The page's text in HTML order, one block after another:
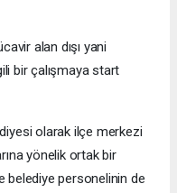
alan dışı yani
bir çalışmaya start
olarak ilçe merkezi
yönelik ortak bir
belediye personelinin de